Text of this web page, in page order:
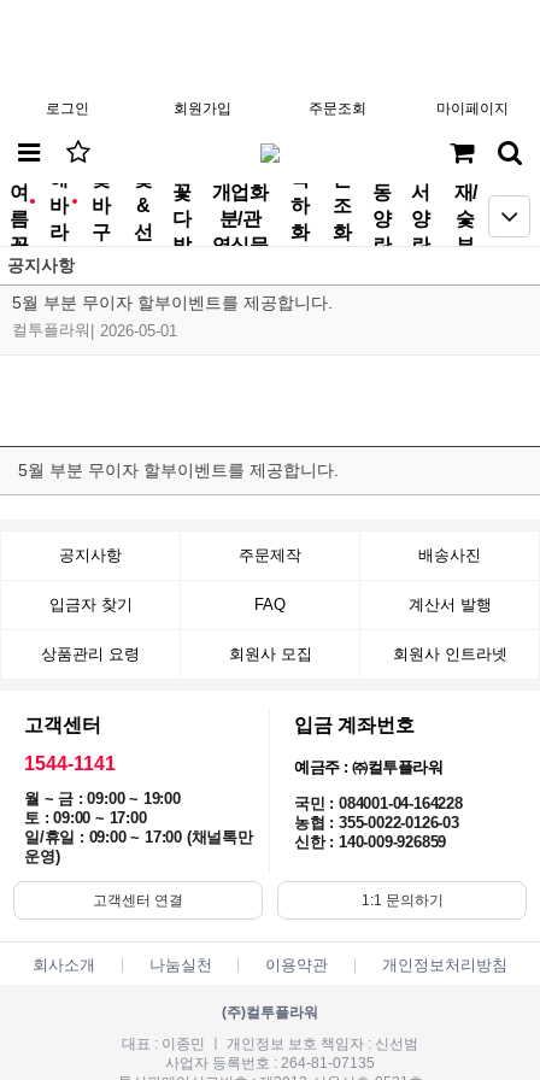
로그인 회원가입 주문조회 마이페이지
new
여
름
꽃
new
해
바
라
기
꽃
바
구
꽃
&
선
꽃
다
발
개업화
분/관
엽식물
축
하
화
근
조
화
동
양
란
서
양
란
분
재/
숯
부
공지사항
5월 부분 무이자 할부이벤트를 제공합니다.
컬투플라워 2026-05-01
5월 부분 무이자 할부이벤트를 제공합니다.
공지사항 주문제작 배송사진
입금자 찾기 FAQ 계산서 발행
상품관리 요령 회원사 모집 회원사 인트라넷
고객센터
1544-1141
월 ~ 금 : 09:00 ~ 19:00
토 : 09:00 ~ 17:00
일/휴일 : 09:00 ~ 17:00 (채널톡만
운영)
입금 계좌번호
예금주 : ㈜컬투플라워
국민 : 084001-04-164228
농협 : 355-0022-0126-03
신한 : 140-009-926859
고객센터 연결 1:1 문의하기
회사소개 나눔실천 이용약관 개인정보처리방침
(주)컬투플라워
대표 : 이종민 ㅣ 개인정보 보호 책임자 : 신선범
사업자 등록번호 : 264-81-07135